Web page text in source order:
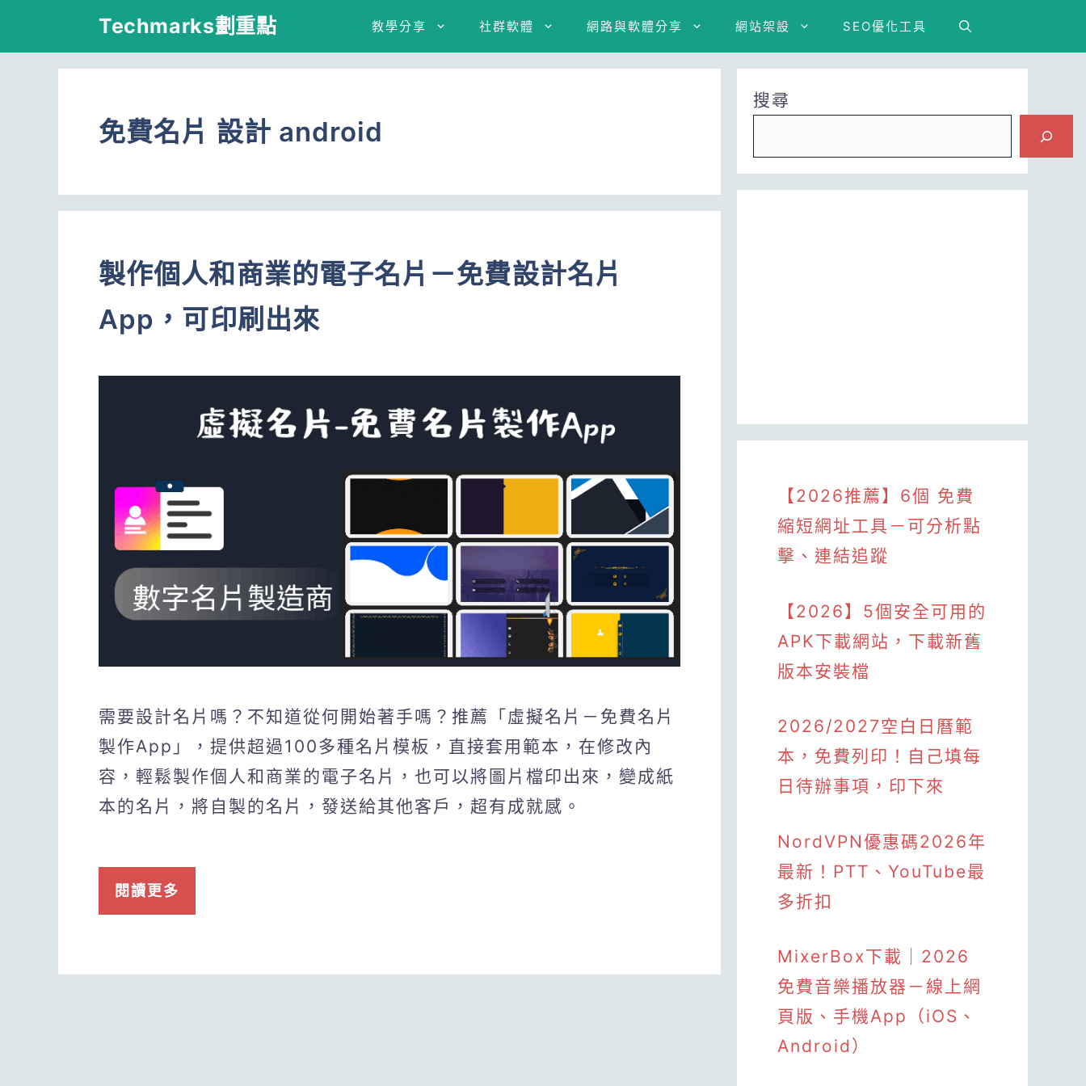
Techmarks劃重點 教學分享 社群軟體 網路與軟體分享 網站架設 SEO優化工具
免費名片 設計 android
製作個人和商業的電子名片－免費設計名片
App，可印刷出來
需要設計名片嗎？不知道從何開始著手嗎？推薦「虛擬名片－免費名片
製作App」，提供超過100多種名片模板，直接套用範本，在修改內
容，輕鬆製作個人和商業的電子名片，也可以將圖片檔印出來，變成紙
本的名片，將自製的名片，發送給其他客戶，超有成就感。
閱讀更多
搜尋
【2026推薦】6個 免費
縮短網址工具－可分析點
擊、連結追蹤
【2026】5個安全可用的
APK下載網站，下載新舊
版本安裝檔
2026/2027空白日曆範
本，免費列印！自己填每
日待辦事項，印下來
NordVPN優惠碼2026年
最新！PTT、YouTube最
多折扣
MixerBox下載｜2026
免費音樂播放器－線上網
頁版、手機App（iOS、
Android）